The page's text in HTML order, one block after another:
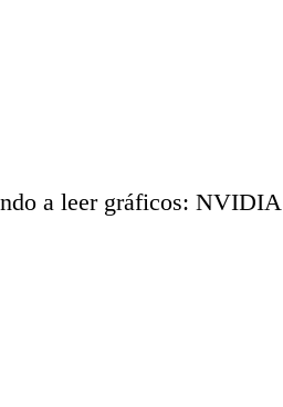
a leer gráficos: NVIDIA